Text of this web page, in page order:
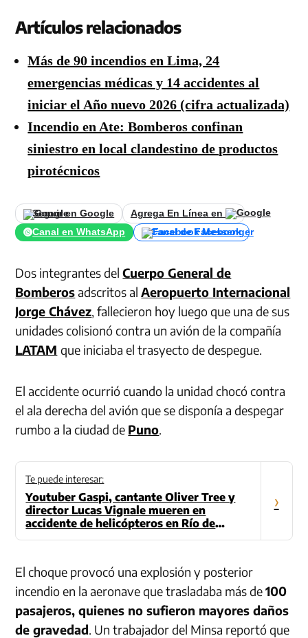
Artículos relacionados
Más de 90 incendios en Lima, 24
emergencias médicas y 14 accidentes al
iniciar el Año nuevo 2026 (cifra actualizada)
Incendio en Ate: Bomberos confinan
siniestro en local clandestino de productos
pirotécnicos
Seguir en Google
Agrega En Línea en
Canal en WhatsApp
Canal de Facebook
Dos integrantes delCuerpo General de
Bomberosadscritos alAeropuerto Internacional
Jorge Chávez, fallecieron hoy luego que una de sus
unidades colisionó contra un avión de la compañía
LATAM que iniciaba el trasyecto de despegue.
El accidente ocurrió cuando la unidad chocó contra
el ala derecha del avión que se disponía a despegar
rumbo a la ciudad de Puno.
Te puede interesar:
Youtuber Gaspi, cantante Oliver Tree y
director Lucas Vignale mueren en
accidente de helicópteros en Río de
›
El choque provocó una explosión y posterior
incendio en la aeronave que trasladaba más de100
pasajeros, quienes no sufieron mayores daños
de gravedad. Un trabajador del Minsa reportó que